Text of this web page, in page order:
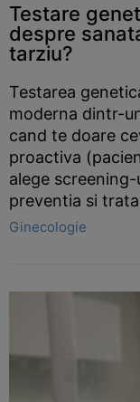
Testare
despre
tarziu?
Testarea
moderna dintr-
cand te doare
proactiva
alege
preventia si
Ginecologie